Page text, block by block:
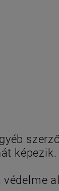
képezik.